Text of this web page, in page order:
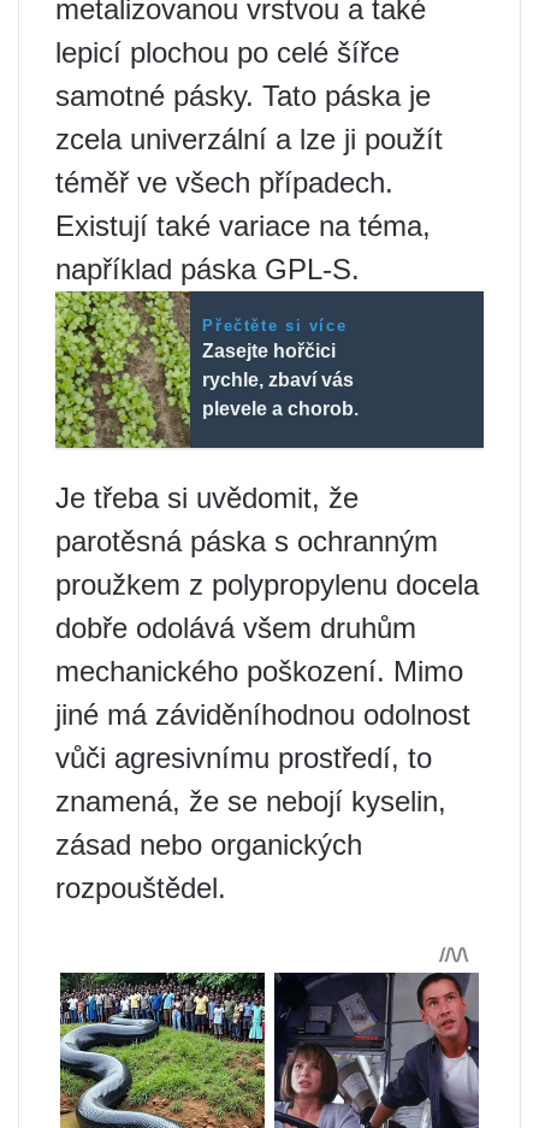
metalizovanou vrstvou a také
lepicí plochou po celé šířce
samotné pásky. Tato páska je
zcela univerzální a lze ji použít
téměř ve všech případech.
Existují také variace na téma,
například páska GPL-S.
Přečtěte si více
Zasejte hořčici
rychle, zbaví vás
plevele a chorob.
Je třeba si uvědomit, že
parotěsná páska s ochranným
proužkem z polypropylenu docela
dobře odolává všem druhům
mechanického poškození. Mimo
jiné má záviděníhodnou odolnost
vůči agresivnímu prostředí, to
znamená, že se nebojí kyselin,
zásad nebo organických
rozpouštědel.